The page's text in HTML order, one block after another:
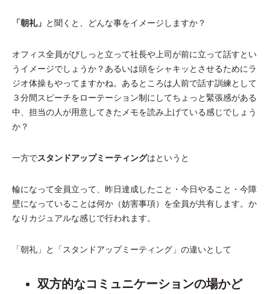
「朝礼」 と聞くと、どんな事をイメージしますか？
オフィス全員がびしっと立って社長や上司が前に立って話すとい
うイメージでしょうか？あるいは頭をシャキッとさせるためにラ
ジオ体操もやってますかね。あるところは人前で話す訓練として
３分間スピーチをローテーション制にしてちょっと緊張感がある
中、担当の人が用意してきたメモを読み上げている感じでしょう
か？
一方でスタンドアップミーティングはというと
輪になって全員立って、昨日達成したこと・今日やること・今障
壁になっていることは何か（妨害事項）を全員が共有します。か
なりカジュアルな感じで行われます。
「朝礼」と「スタンドアップミーティング」の違いとして
双方的なコミュニケーションの場かど